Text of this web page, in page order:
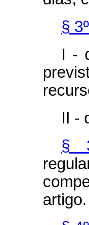
§
I -
II -
§
artigo.